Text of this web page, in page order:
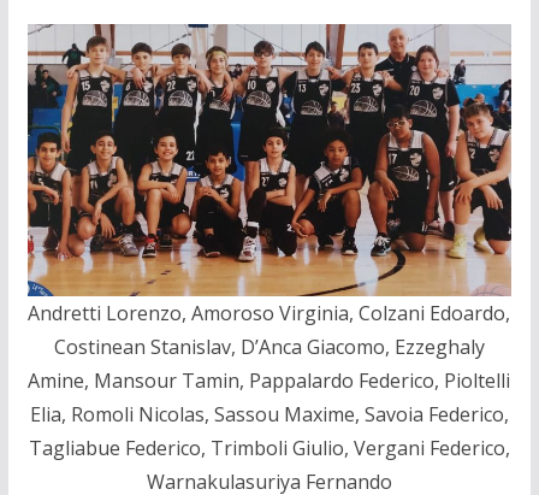
Andretti Lorenzo, Amoroso Virginia, Colzani Edoardo,
Costinean Stanislav, D’Anca Giacomo, Ezzeghaly
Amine, Mansour Tamin, Pappalardo Federico, Pioltelli
Elia, Romoli Nicolas, Sassou Maxime, Savoia Federico,
Tagliabue Federico, Trimboli Giulio, Vergani Federico,
Warnakulasuriya Fernando